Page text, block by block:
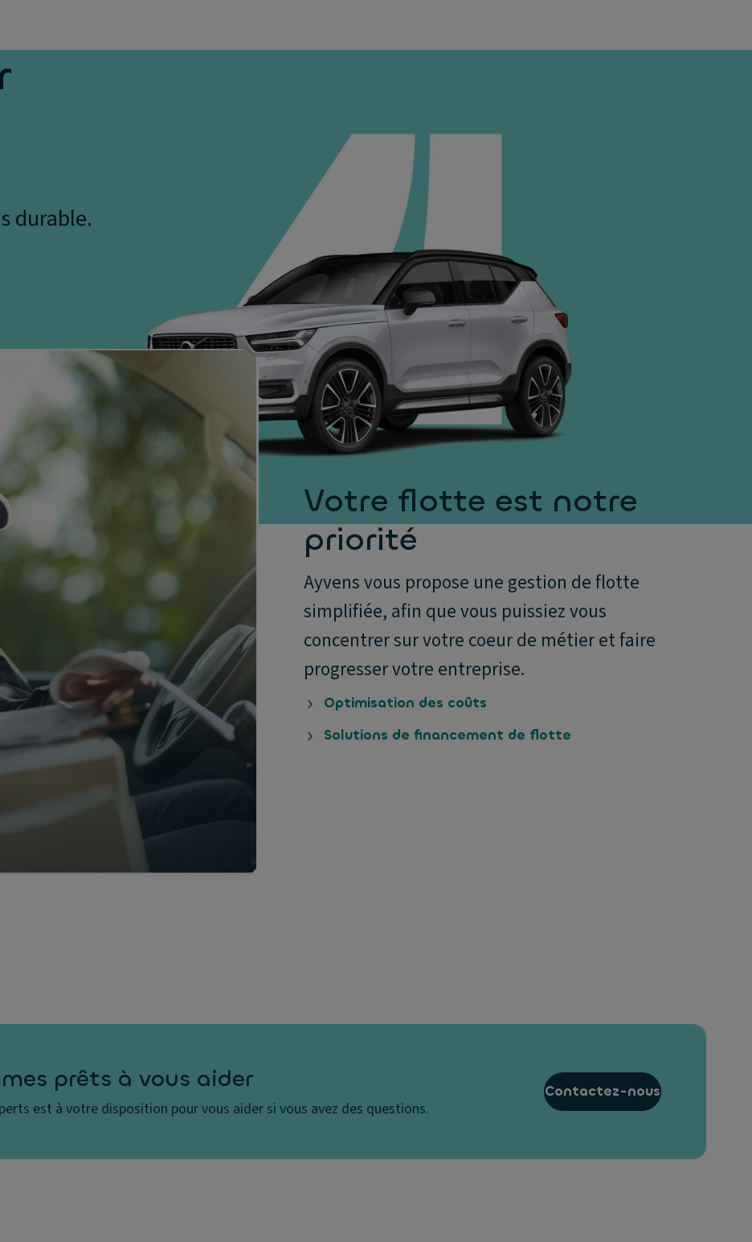
durable.
Votre flotte est notre
priorité
Ayvens vous propose une gestion de flotte
simplifiée, afin que vous puissiez vous
concentrer sur votre coeur de métier et faire
progresser votre entreprise.
Optimisation des coûts
Solutions de financement de flotte
prêts à vous aider
est à votre disposition pour vous aider si vous avez des questions.
Contactez-nous